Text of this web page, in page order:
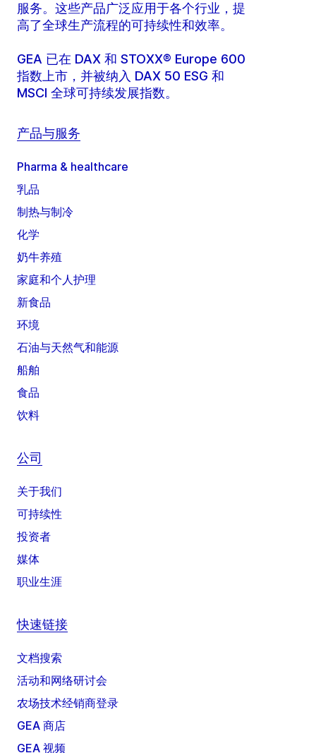
服务。这些产品广泛应用于各个行业，提
高了全球生产流程的可持续性和效率。
GEA 已在 DAX 和 STOXX® Europe 600
指数上市，并被纳入 DAX 50 ESG 和
MSCI 全球可持续发展指数。
产品与服务
Pharma & healthcare
乳品
制热与制冷
化学
奶牛养殖
家庭和个人护理
新食品
环境
石油与天然气和能源
船舶
食品
饮料
公司
关于我们
可持续性
投资者
媒体
职业生涯
快速链接
文档搜索
活动和网络研讨会
农场技术经销商登录
GEA 商店
GEA 视频